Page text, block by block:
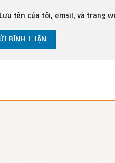
Lưu tên của tôi, email, và trang